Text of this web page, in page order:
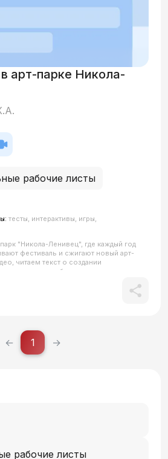
арт-парке Никола-
рабочие листы
тесты, интерактивы, игры,
"Никола-Ленивец", где каждый год
фестиваль и сжигают новый арт-
читаем текст о создании
кликабельны.
← 1 →
рабочие листы